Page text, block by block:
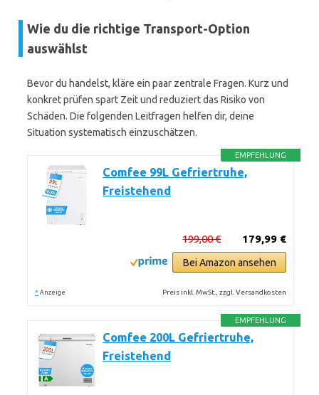
Wie du die richtige Transport-Option
auswählst
Bevor du handelst, kläre ein paar zentrale Fragen. Kurz und
konkret prüfen spart Zeit und reduziert das Risiko von
Schäden. Die folgenden Leitfragen helfen dir, deine
Situation systematisch einzuschätzen.
EMPFEHLUNG
Comfee 99L Gefriertruhe,
Freistehend
179,99 €
199,00 €
Bei Amazon ansehen
* Anzeige Preis inkl. MwSt., zzgl. Versandkosten
EMPFEHLUNG
Comfee 200L Gefriertruhe,
Freistehend